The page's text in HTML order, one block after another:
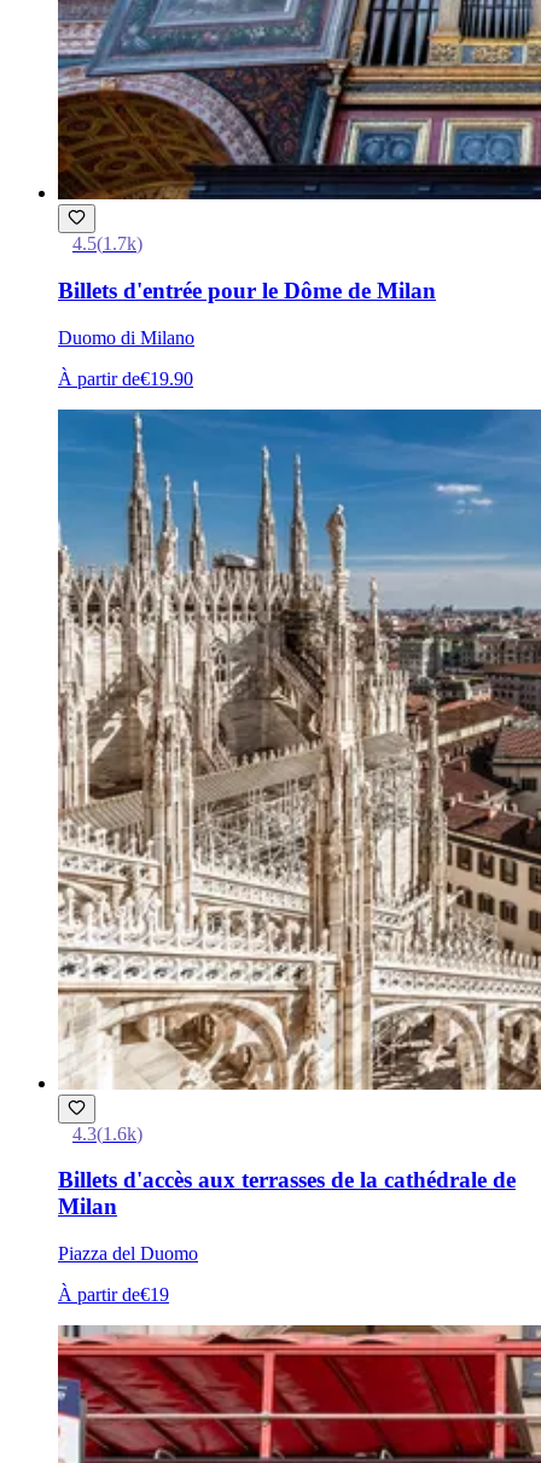
4.5(1.7k)
Billets d'entrée pour le Dôme de Milan
Duomo di Milano
À partir de€19.90
4.3(1.6k)
Billets d'accès aux terrasses de la cathédrale de
Milan
Piazza del Duomo
À partir de€19